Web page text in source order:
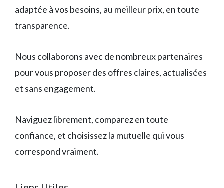
adaptée à vos besoins, au meilleur prix, en toute
transparence.
Nous collaborons avec de nombreux partenaires
pour vous proposer des offres claires, actualisées
et sans engagement.
Naviguez librement, comparez en toute
confiance, et choisissez la mutuelle qui vous
correspond vraiment.